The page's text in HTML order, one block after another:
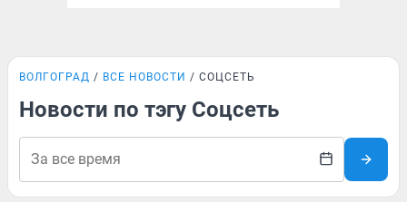
ВОЛГОГРАД ВСЕ НОВОСТИ СОЦСЕТЬ
Новости по тэгу Соцсеть